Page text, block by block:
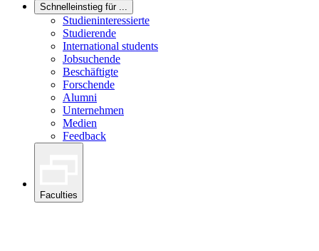
Schnelleinstieg für ...
Studieninteressierte
Studierende
International students
Jobsuchende
Beschäftigte
Forschende
Alumni
Unternehmen
Medien
Feedback
Faculties